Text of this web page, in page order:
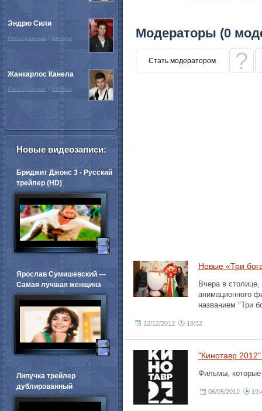
Модераторы (0
Стать модератором ?
Новые «Три
Вчера в
анимационного
названием "Три
12/12/2012 18:52
"Кинотавр
Фильмы, которые
06/05/2012
Эндрю Сили
Иностранные / Актёры
Жанкарлос Канела
Иностранные / Актёры
Новые видеозаписи:
Бриджит Джонс 3 - Русский
трейлер (HD)
Ярослав Сумишевский ---
Самая лучшая женщина
Липучка трейлер
дублированный